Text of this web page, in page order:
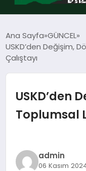
TEKNOLOJI
SIYASET
Ana Sayfa GÜNCEL
USKD’den Değişim,
Çalıştayı
USKD’den
Toplumsal
admin
06 Kasım